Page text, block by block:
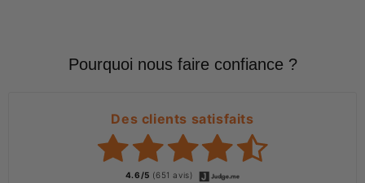
Pourquoi nous faire confiance ?
Des clients satisfaits
4.6/5 (651 avis)